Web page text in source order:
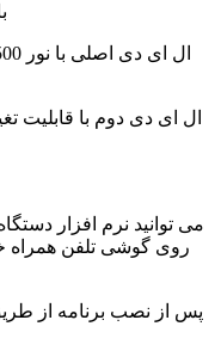
با 2 ال ای دی
ال ای دی دوم با قابلیت
روی گوشی تلفن
پس از نصب برنامه از